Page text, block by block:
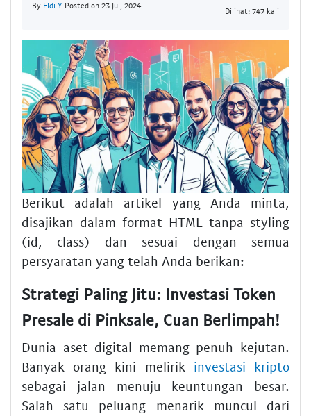
By Eldi Y Posted on 23 Jul, 2024
Dilihat: 747 kali
Berikut adalah artikel yang Anda minta,
disajikan dalam format HTML tanpa styling
(id, class) dan sesuai dengan semua
persyaratan yang telah Anda berikan:
Strategi Paling Jitu: Investasi Token
Presale di Pinksale, Cuan Berlimpah!
Dunia aset digital memang penuh kejutan.
Banyak orang kini melirik investasi kripto
sebagai jalan menuju keuntungan besar.
Salah satu peluang menarik muncul dari